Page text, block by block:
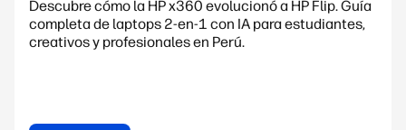
Descubre cómo la HP x360 evolucionó a HP Flip. Guía
completa de laptops 2-en-1 con IA para estudiantes,
creativos y profesionales en Perú.